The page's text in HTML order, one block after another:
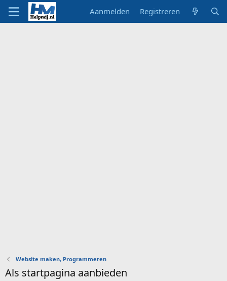
Aanmelden Registreren
Website maken, Programmeren
Als startpagina aanbieden